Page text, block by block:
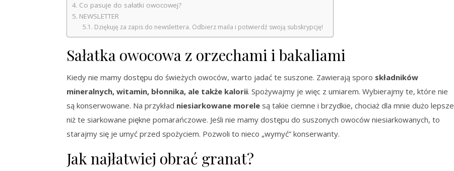
Co pasuje do sałatki owocowej?
NEWSLETTER
Dziękuję za zapis do newslettera. Odbierz maila i potwierdź swoją subskrypcję!
Sałatka owocowa z orzechami i bakaliami
Kiedy nie mamy dostępu do świeżych owoców, warto jadać te suszone. Zawierają sporo składników
mineralnych, witamin, błonnika, ale także kalorii. Spożywajmy je więc z umiarem. Wybierajmy te, które nie
są konserwowane. Na przykład niesiarkowane morele są takie ciemne i brzydkie, chociaż dla mnie dużo lepsze
niż te siarkowane piękne pomarańczowe. Jeśli nie mamy dostępu do suszonych owoców niesiarkowanych, to
starajmy się je umyć przed spożyciem. Pozwoli to nieco „wymyć” konserwanty.
Jak najłatwiej obrać granat?